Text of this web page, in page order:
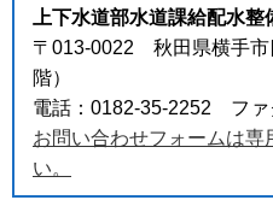
上下水道部水道課給配水整
〒013-0022 秋田県横手市
階）
電話：0182-35-2252 ファ
お問い合わせフォームは専
い。